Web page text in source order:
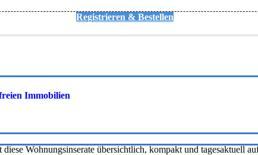
Registrieren & Bestellen
Immobilien
Wohnungsinserate übersichtlich, kompakt und tagesaktuell